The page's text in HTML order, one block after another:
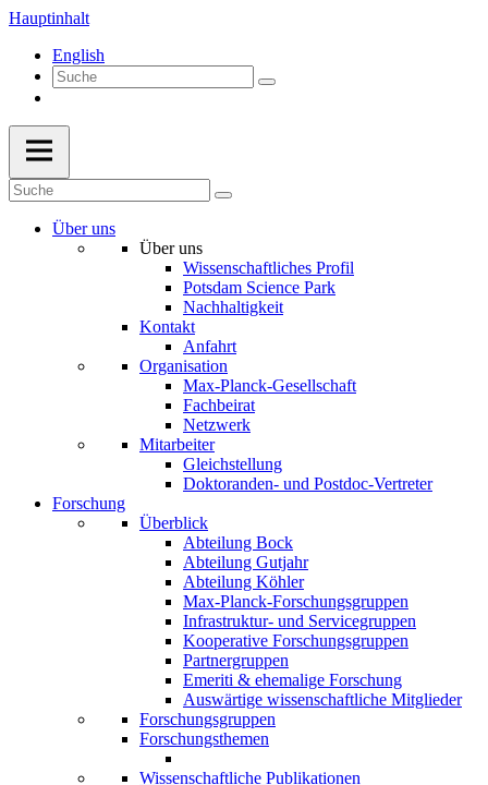
Hauptinhalt
English
Über uns
Über uns
Wissenschaftliches Profil
Potsdam Science Park
Nachhaltigkeit
Kontakt
Anfahrt
Organisation
Max-Planck-Gesellschaft
Fachbeirat
Netzwerk
Mitarbeiter
Gleichstellung
Doktoranden- und Postdoc-Vertreter
Forschung
Überblick
Abteilung Bock
Abteilung Gutjahr
Abteilung Köhler
Max-Planck-Forschungsgruppen
Infrastruktur- und Servicegruppen
Kooperative Forschungsgruppen
Partnergruppen
Emeriti & ehemalige Forschung
Auswärtige wissenschaftliche Mitglieder
Forschungsgruppen
Forschungsthemen
Wissenschaftliche Publikationen